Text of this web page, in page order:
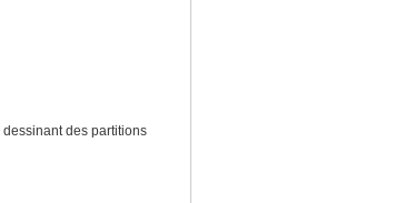
des partitions